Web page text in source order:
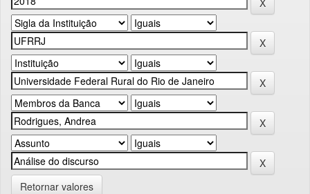
Retornar valores